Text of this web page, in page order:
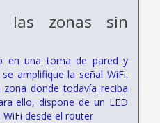
las zonas sin
en una toma de pared y
amplifique la señal WiFi.
donde todavía reciba
ello, dispone de un LED
desde el router